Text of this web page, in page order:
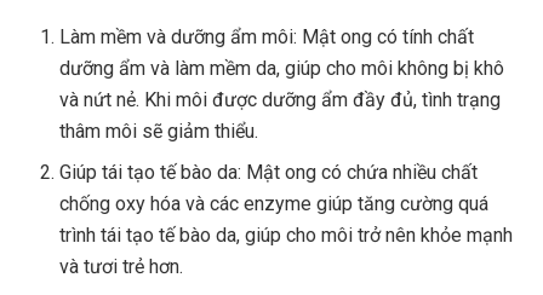
Làm mềm và dưỡng ẩm môi: Mật ong có tính chất
dưỡng ẩm và làm mềm da, giúp cho môi không bị khô
và nứt nẻ. Khi môi được dưỡng ẩm đầy đủ, tình trạng
thâm môi sẽ giảm thiểu.
Giúp tái tạo tế bào da: Mật ong có chứa nhiều chất
chống oxy hóa và các enzyme giúp tăng cường quá
trình tái tạo tế bào da, giúp cho môi trở nên khỏe mạnh
và tươi trẻ hơn.